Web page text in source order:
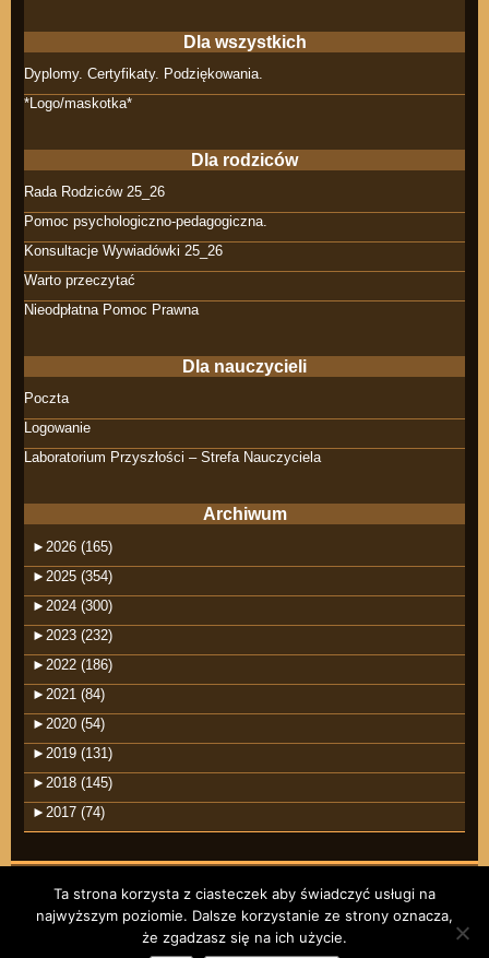
Dla wszystkich
Dyplomy. Certyfikaty. Podziękowania.
*Logo/maskotka*
Dla rodziców
Rada Rodziców 25_26
Pomoc psychologiczno-pedagogiczna.
Konsultacje Wywiadówki 25_26
Warto przeczytać
Nieodpłatna Pomoc Prawna
Dla nauczycieli
Poczta
Logowanie
Laboratorium Przyszłości – Strefa Nauczyciela
Archiwum
► 2026 (165)
► 2025 (354)
► 2024 (300)
► 2023 (232)
► 2022 (186)
► 2021 (84)
► 2020 (54)
► 2019 (131)
► 2018 (145)
► 2017 (74)
©2026 raindrops
Wpisy RSS
Ta strona korzysta z ciasteczek aby świadczyć usługi na
najwyższym poziomie. Dalsze korzystanie ze strony oznacza,
że zgadzasz się na ich użycie.